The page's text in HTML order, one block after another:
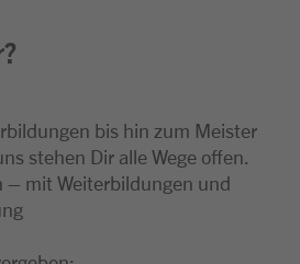
bis hin zum Meister
stehen Dir alle Wege offen.
– mit Weiterbildungen und